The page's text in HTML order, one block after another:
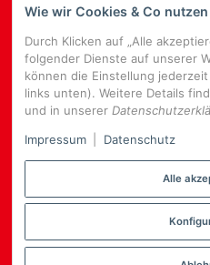
NEWSLETTER ABONNIEREN
regelmäßig und jederzeit
Produktsortiment per E-Mail zu.
E-
Mail-
Adresse
Alle Preise inkl.
Wie wir Cookies & Co nutzen
Durch Klicken auf „Alle
folgender Dienste auf unserer
können die Einstellung
links unten). Weitere Details
und in unserer
Impressum
Datenschutz
Alle